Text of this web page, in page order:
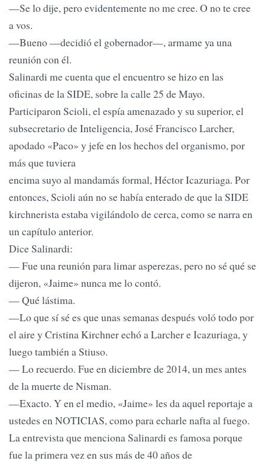
—Se lo dije, pero evidentemente no me cree. O no te cree
a vos.
—Bueno —decidió el gobernador—, armame ya una
reunión con él.
Salinardi me cuenta que el encuentro se hizo en las
oficinas de la SIDE, sobre la calle 25 de Mayo.
Participaron Scioli, el espía amenazado y su superior, el
subsecretario de Inteligencia, José Francisco Larcher,
apodado «Paco» y jefe en los hechos del organismo, por
más que tuviera
encima suyo al mandamás formal, Héctor Icazuriaga. Por
entonces, Scioli aún no se había enterado de que la SIDE
kirchnerista estaba vigilándolo de cerca, como se narra en
un capítulo anterior.
Dice Salinardi:
— Fue una reunión para limar asperezas, pero no sé qué se
dijeron, «Jaime» nunca me lo contó.
— Qué lástima.
—Lo que sí sé es que unas semanas después voló todo por
el aire y Cristina Kirchner echó a Larcher e Icazuriaga, y
luego también a Stiuso.
— Lo recuerdo. Fue en diciembre de 2014, un mes antes
de la muerte de Nisman.
—Exacto. Y en el medio, «Jaime» les da aquel reportaje a
ustedes en NOTICIAS, como para echarle nafta al fuego.
La entrevista que menciona Salinardi es famosa porque
fue la primera vez en sus más de 40 años de